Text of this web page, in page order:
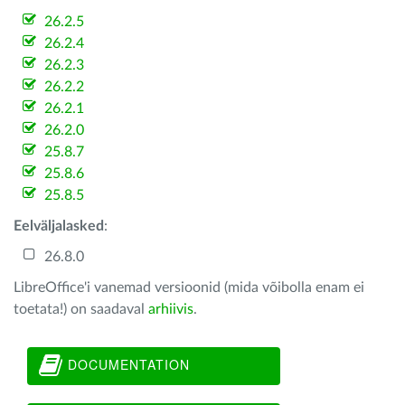
26.2.5
26.2.4
26.2.3
26.2.2
26.2.1
26.2.0
25.8.7
25.8.6
25.8.5
Eelväljalasked :
26.8.0
LibreOffice'i vanemad versioonid (mida võibolla enam ei
toetata!) on saadaval arhiivis.
DOCUMENTATION